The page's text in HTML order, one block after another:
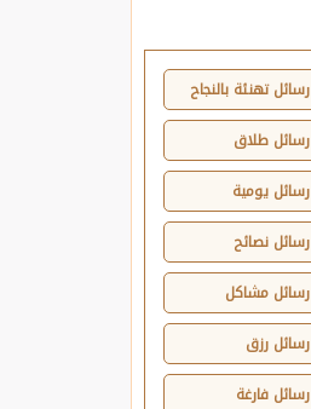
رسائل تهنئة بالنجاح
رسائل طلاق
رسائل يومية
رسائل نصائح
رسائل مشاكل
رسائل رزق
رسائل فارغة